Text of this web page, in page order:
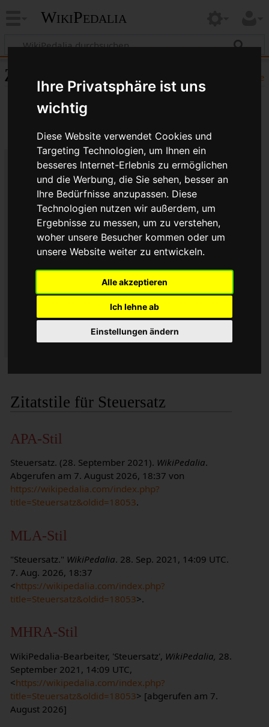
Ihre Privatsphäre ist uns
wichtig
Diese Website verwendet Cookies und
Targeting Technologien, um Ihnen ein
besseres Internet-Erlebnis zu ermöglichen
und die Werbung, die Sie sehen, besser an
Ihre Bedürfnisse anzupassen. Diese
Technologien nutzen wir außerdem, um
Ergebnisse zu messen, um zu verstehen,
woher unsere Besucher kommen oder um
unsere Website weiter zu entwickeln.
Alle akzeptieren
Ich lehne ab
Einstellungen ändern
WikiPedalia
Hilfe
Zitierhilfe
Bibliografische Angaben für
Steuersatz
Seitentitel: Steuersatz
Autor(en): WikiPedalia-Bearbeiter
Herausgeber:WikiPedalia
September 2021, 14:09 UTC
Datum des Abrufs: 7. August 2026, 18:37 UTC
https://wikipedalia.com/index.php?
title=Steuersatz&oldid=18053
Versionskennung: 18053
Zitatstile für Steuersatz
APA-Stil
Steuersatz. (28. September 2021). WikiPedalia.
Abgerufen am 7. August 2026, 18:37 von
https://wikipedalia.com/index.php?
title=Steuersatz&oldid=18053.
MLA-Stil
"Steuersatz." WikiPedalia. 28. Sep. 2021, 14:09 UTC.
7. Aug. 2026, 18:37
<https://wikipedalia.com/index.php?
title=Steuersatz&oldid=18053>.
MHRA-Stil
WikiPedalia-Bearbeiter, 'Steuersatz', WikiPedalia, 28.
September 2021, 14:09 UTC,
<https://wikipedalia.com/index.php?
title=Steuersatz&oldid=18053> [abgerufen am 7.
August 2026]